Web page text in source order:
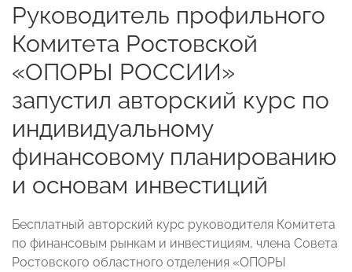
Руководитель профильного
Комитета Ростовской
«ОПОРЫ РОССИИ»
запустил авторский курс по
индивидуальному
финансовому планированию
и основам инвестиций
Бесплатный авторский курс руководителя Комитета
по финансовым рынкам и инвестициям, члена Совета
Ростовского областного отделения «ОПОРЫ